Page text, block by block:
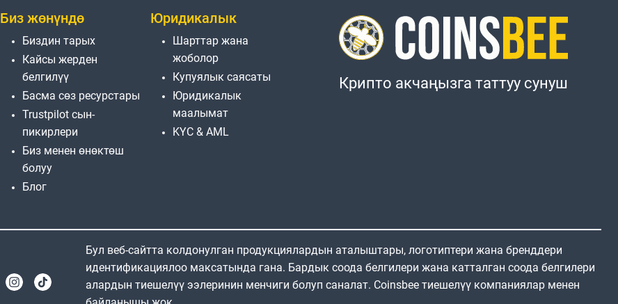
Биз жөнүндө
Биздин тарых
Кайсы жерден
белгилүү
Басма сөз ресурстары
Trustpilot сын-
пикирлери
Биз менен өнөктөш
болуу
Блог
Юридикалык
Шарттар жана
жоболор
Купуялык саясаты
Юридикалык
маалымат
KYC & AML
Крипто акчаңызга таттуу сунуш
Бул веб-сайтта колдонулган продукциялардын аталыштары, логотиптери жана бренддери
идентификациялоо максатында гана. Бардык соода белгилери жана катталган соода белгилери
алардын тиешелүү ээлеринин менчиги болуп саналат. Coinsbee тиешелүү компаниялар менен